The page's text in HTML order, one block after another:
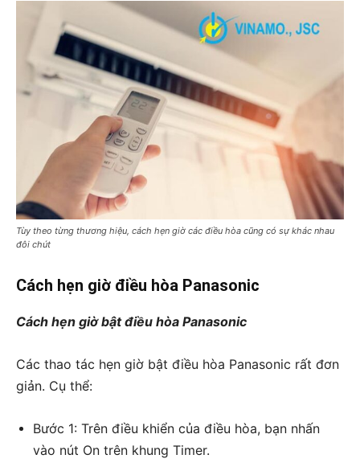
Tùy theo từng thương hiệu, cách hẹn giờ các điều hòa cũng có sự khác nhau
đôi chút
Cách hẹn giờ điều hòa Panasonic
Cách hẹn giờ bật điều hòa Panasonic
Các thao tác hẹn giờ bật điều hòa Panasonic rất đơn
giản. Cụ thể:
Bước 1: Trên điều khiển của điều hòa, bạn nhấn
vào nút On trên khung Timer.